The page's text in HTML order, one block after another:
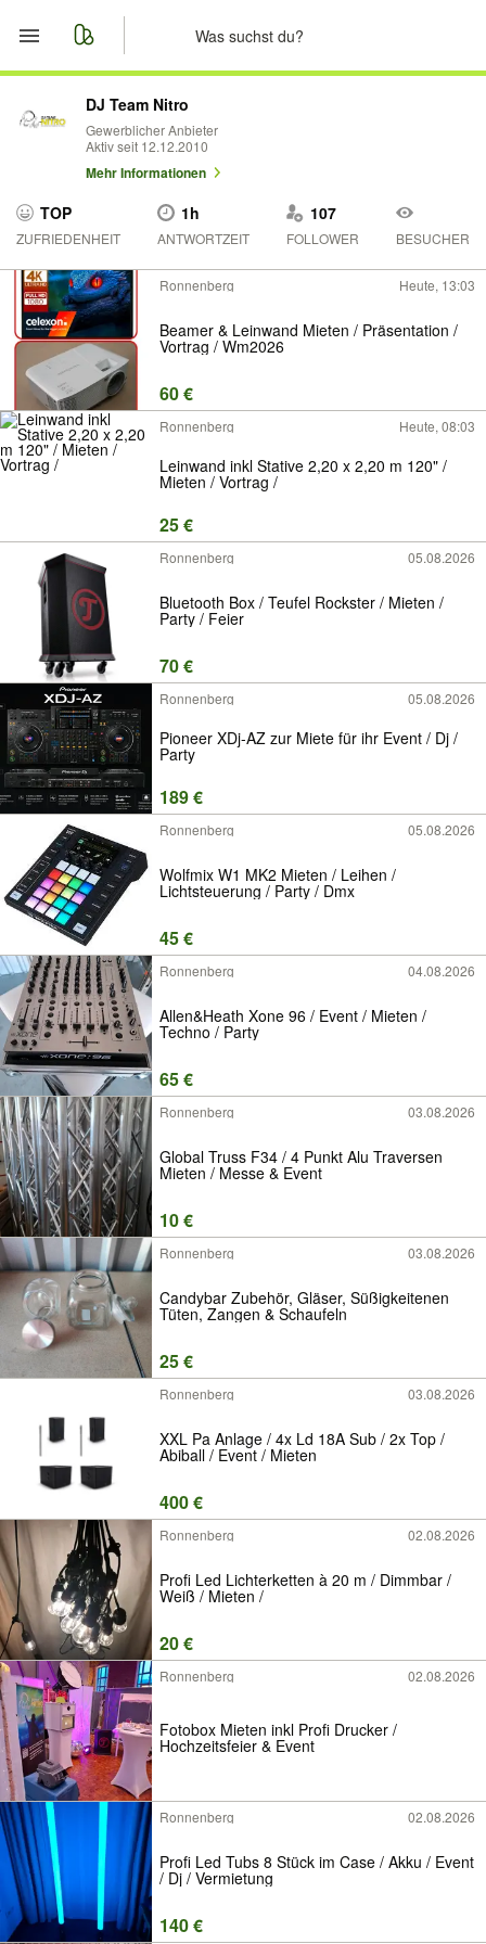
Start
Merkliste
Nachrichten
DJ Team Nitro
Gewerblicher Anbieter
Aktiv seit 12.12.2010
Mehr Informationen
TOP
ZUFRIEDENHEIT
1h
ANTWORTZEIT
107
FOLLOWER BESUCHER
Ronnenberg Heute, 13:03
Beamer & Leinwand Mieten / Präsentation /
Vortrag / Wm2026
60 €
Ronnenberg Heute, 08:03
Leinwand inkl Stative 2,20 x 2,20 m 120" /
Mieten / Vortrag /
25 €
Ronnenberg 05.08.2026
Bluetooth Box / Teufel Rockster / Mieten /
Party / Feier
70 €
Ronnenberg 05.08.2026
Pioneer XDj-AZ zur Miete für ihr Event / Dj /
Party
189 €
Ronnenberg 05.08.2026
Wolfmix W1 MK2 Mieten / Leihen /
Lichtsteuerung / Party / Dmx
45 €
Ronnenberg 04.08.2026
Allen&Heath Xone 96 / Event / Mieten /
Techno / Party
65 €
Ronnenberg 03.08.2026
Global Truss F34 / 4 Punkt Alu Traversen
Mieten / Messe & Event
10 €
Ronnenberg 03.08.2026
Candybar Zubehör, Gläser, Süßigkeitenen
Tüten, Zangen & Schaufeln
25 €
Ronnenberg 03.08.2026
XXL Pa Anlage / 4x Ld 18A Sub / 2x Top /
Abiball / Event / Mieten
400 €
Ronnenberg 02.08.2026
Profi Led Lichterketten à 20 m / Dimmbar /
Weiß / Mieten /
20 €
Ronnenberg 02.08.2026
Fotobox Mieten inkl Profi Drucker /
Hochzeitsfeier & Event
Ronnenberg 02.08.2026
Profi Led Tubs 8 Stück im Case / Akku / Event
/ Dj / Vermietung
140 €